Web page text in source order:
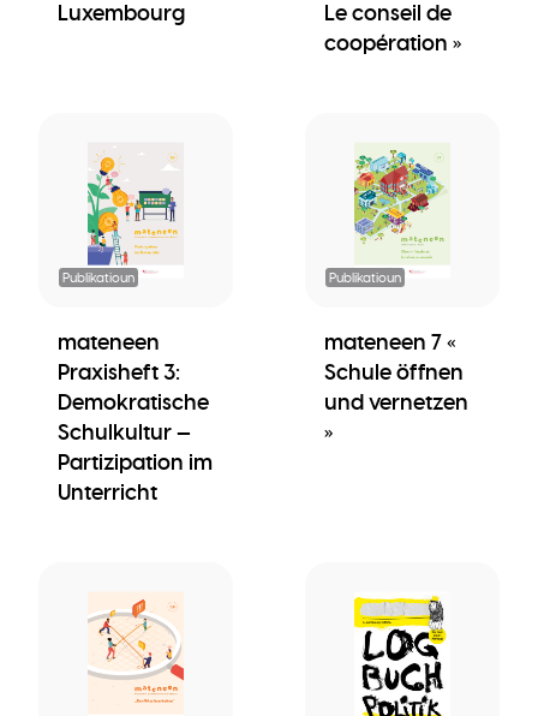
Luxembourg
Le conseil de
coopération »
Publikatioun
mateneen
Praxisheft 3:
Demokratische
Schulkultur —
Partizipation im
Unterricht
Publikatioun
mateneen 7 «
Schule öffnen
und vernetzen
»